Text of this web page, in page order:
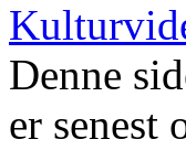
Denne
er senest